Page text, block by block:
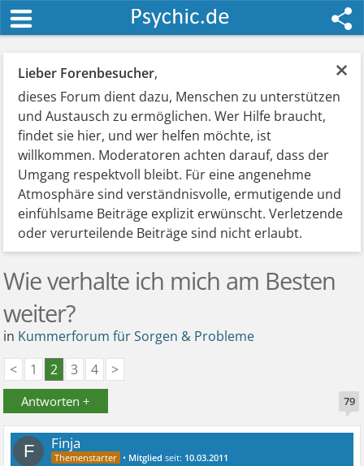
×
Lieber Forenbesucher,
dieses Forum dient dazu, Menschen zu unterstützen
und Austausch zu ermöglichen. Wer Hilfe braucht,
findet sie hier, und wer helfen möchte, ist
willkommen. Moderatoren achten darauf, dass der
Umgang respektvoll bleibt. Für eine angenehme
Atmosphäre sind verständnisvolle, ermutigende und
einfühlsame Beiträge explizit erwünscht. Verletzende
oder verurteilende Beiträge sind nicht erlaubt.
Wie verhalte ich mich am Besten
weiter?
in Kummerforum für Sorgen & Probleme
<
1 2 3 4 >
Antworten + 79
F Finja
• Mitglied seit: 10.03.2011